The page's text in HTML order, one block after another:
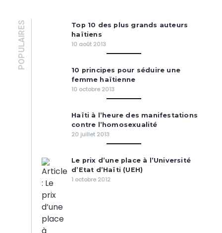
POPULAIRES
Top 10 des plus grands auteurs
haïtiens
10 août 2013
10 principes pour séduire une
femme haïtienne
10 octobre 2013
Haïti à l’heure des manifestations
contre l’homosexualité
20 juillet 2013
Le prix d’une place à l’Université
d’Etat d’Haïti (UEH)
1 octobre 2012